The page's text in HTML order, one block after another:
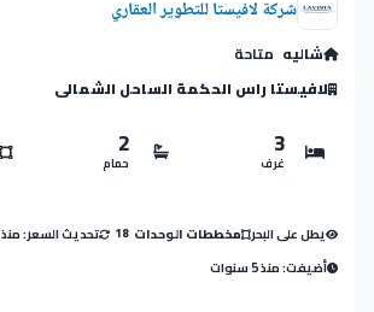
شركة لافيستا للتطوير العقاري
شاليه متاحة
لافيستا راس الحكمة الساحل الشمالى
3
غرف
2
حمام
يطل على البحر مخططات الوحدات 18
تحديث السعر: منذ 3 أشهر
أضيفت: منذ 5 سنوات